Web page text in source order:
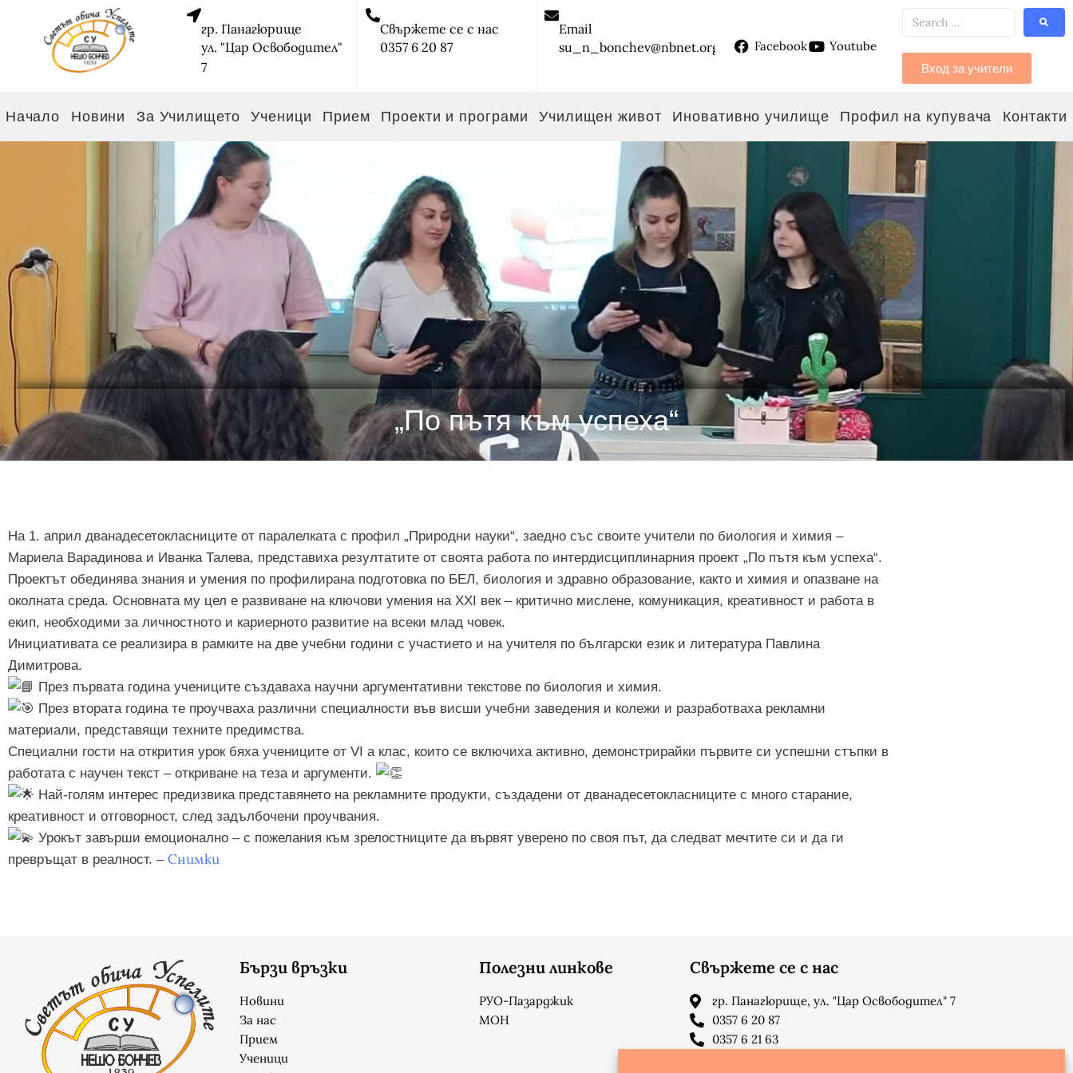
гр. Панагюрище
ул. "Цар Освободител"
7
Свържете се с нас
0357 6 20 87
Email
su_n_bonchev@nbnet.org
Facebook Youtube
Вход за учители
Начало Новини За Училището Ученици Прием Проекти и програми Училищен живот Иновативно училище Профил на купувача Контакти
„По пътя към успеха“
На 1. април дванадесетокласниците от паралелката с профил „Природни науки“, заедно със своите учители по биология и химия –
Мариела Варадинова и Иванка Талева, представиха резултатите от своята работа по интердисциплинарния проект „По пътя към успеха“.
Проектът обединява знания и умения по профилирана подготовка по БЕЛ, биология и здравно образование, както и химия и опазване на
околната среда. Основната му цел е развиване на ключови умения на XXI век – критично мислене, комуникация, креативност и работа в
екип, необходими за личностното и кариерното развитие на всеки млад човек.
Инициативата се реализира в рамките на две учебни години с участието и на учителя по български език и литература Павлина
Димитрова.
През първата година учениците създаваха научни аргументативни текстове по биология и химия.
През втората година те проучваха различни специалности във висши учебни заведения и колежи и разработваха рекламни
материали, представящи техните предимства.
Специални гости на открития урок бяха учениците от VI а клас, които се включиха активно, демонстрирайки първите си успешни стъпки в
работата с научен текст – откриване на теза и аргументи.
Най-голям интерес предизвика представянето на рекламните продукти, създадени от дванадесетокласниците с много старание,
креативност и отговорност, след задълбочени проучвания.
Урокът завърши емоционално – с пожелания към зрелостниците да вървят уверено по своя път, да следват мечтите си и да ги
превръщат в реалност. – Снимки
Бързи връзки
Новини
За нас
Прием
Ученици
Полезни линкове
РУО-Пазарджик
МОН
Свържете се с нас
гр. Панагюрище, ул. "Цар Освободител" 7
0357 6 20 87
0357 6 21 63